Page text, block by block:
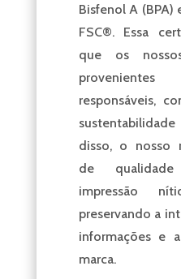
Bisfenol A (BPA)
FSC®. Essa
que os
responsáveis,
disso, o nosso
de
impressão
preservando a
informações e
marca.